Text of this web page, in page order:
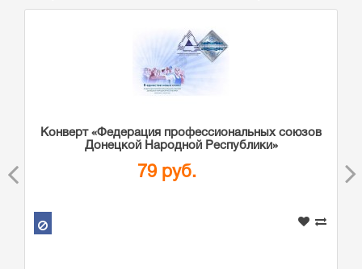
Конверт «Федерация профессиональных союзов
Донецкой Народной Республики»
79 руб.